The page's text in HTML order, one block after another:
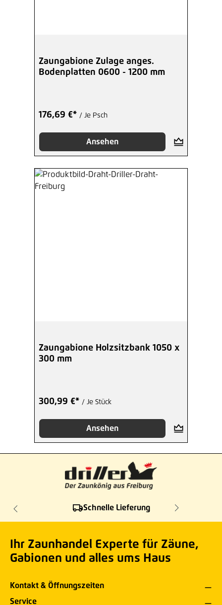
Zaungabione Zulage anges.
Bodenplatten 0600 - 1200 mm
176,69 €* / Je Psch
Ansehen
Zaungabione Holzsitzbank 1050 x
300 mm
300,99 €* / Je Stück
Ansehen
Schnelle Lieferung
Ihr Zaunhandel Experte für Zäune,
Gabionen und alles ums Haus
Kontakt & Öffnungszeiten
Service